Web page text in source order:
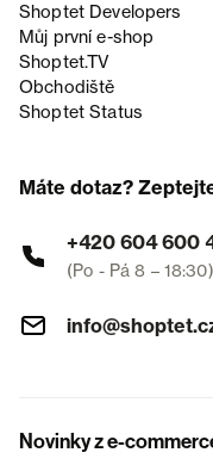
Shoptet Developers
Můj první e-shop
Shoptet.TV
Obchodiště
Shoptet Status
Máte dotaz?
+420 604 600
(Po - Pá 8 – 18:30)
Novinky z e-